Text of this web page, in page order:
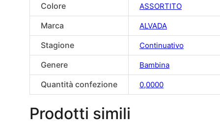
Colore
ASSORTITO
Marca ALVADA
Stagione Continuativo
Genere Bambina
Quantità confezione 0,0000
Prodotti simili